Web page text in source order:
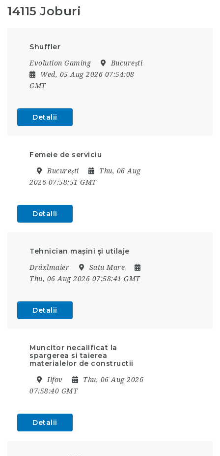
14115 Joburi
Shuffler
Evolution Gaming
București
Wed, 05 Aug 2026 07:54:08
GMT
Detalii
Femeie de serviciu
București
Thu, 06 Aug
2026 07:58:51 GMT
Detalii
Tehnician mașini și utilaje
Dräxlmaier
Satu Mare
Thu, 06 Aug 2026 07:58:41 GMT
Detalii
Muncitor necalificat la
spargerea si taierea
materialelor de constructii
Ilfov
Thu, 06 Aug 2026
07:58:40 GMT
Detalii